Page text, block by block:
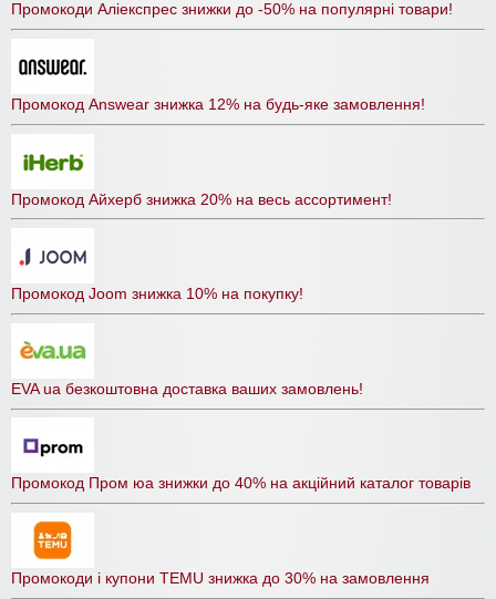
Промокоди Аліекспрес знижки до -50% на популярні товари!
Промокод Answear знижка 12% на будь-яке замовлення!
Промокод Айхерб знижка 20% на весь ассортимент!
Промокод Joom знижка 10% на покупку!
EVA ua безкоштовна доставка ваших замовлень!
Промокод Пром юа знижки до 40% на акційний каталог товарів
Промокоди і купони TEMU знижка до 30% на замовлення